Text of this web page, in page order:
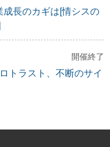
成長のカギは[情シスの
開催終了
トラスト、不断のサイ